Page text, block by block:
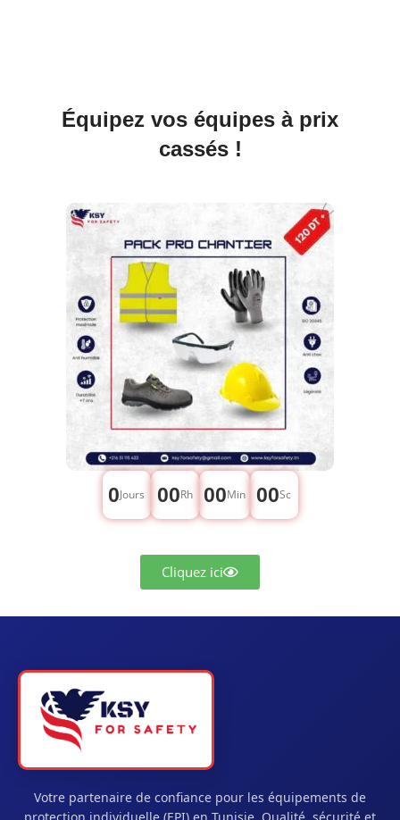
Équipez vos équipes à prix
cassés !
0Jours 00Rh 00Min 00Sc
Cliquez ici
Votre partenaire de confiance pour les équipements de